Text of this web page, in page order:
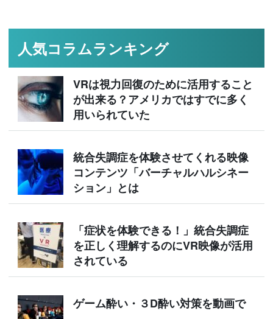
人気コラムランキング
VRは視力回復のために活用すること
が出来る？アメリカではすでに多く
用いられていた
統合失調症を体験させてくれる映像
コンテンツ「バーチャルハルシネー
ション」とは
「症状を体験できる！」統合失調症
を正しく理解するのにVR映像が活用
されている
ゲーム酔い・３D酔い対策を動画で